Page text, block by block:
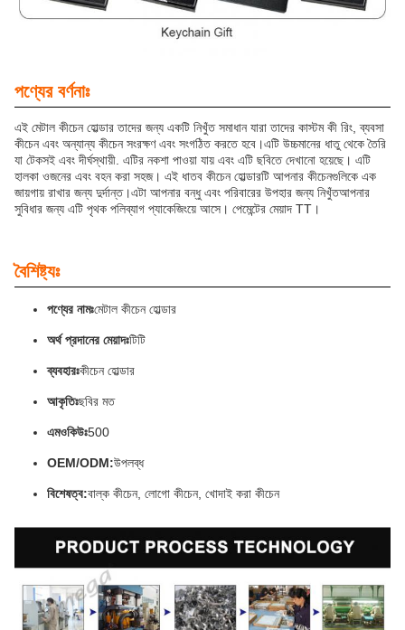
পণ্যের বর্ণনাঃ
এই মেটাল কীচেন হোল্ডার তাদের জন্য একটি নিখুঁত সমাধান যারা তাদের কাস্টম কী রিং, ব্যবসা
কীচেন এবং অন্যান্য কীচেন সংরক্ষণ এবং সংগঠিত করতে হবে।এটি উচ্চমানের ধাতু থেকে তৈরি
যা টেকসই এবং দীর্ঘস্থায়ী. এটির নকশা পাওয়া যায় এবং এটি ছবিতে দেখানো হয়েছে। এটি
হালকা ওজনের এবং বহন করা সহজ। এই ধাতব কীচেন হোল্ডারটি আপনার কীচেনগুলিকে এক
জায়গায় রাখার জন্য দুর্দান্ত।এটা আপনার বন্ধু এবং পরিবারের উপহার জন্য নিখুঁতআপনার
সুবিধার জন্য এটি পৃথক পলিব্যাগ প্যাকেজিংয়ে আসে। পেমেন্টের মেয়াদ TT।
বৈশিষ্ট্যঃ
পণ্যের নামঃমেটাল কীচেন হোল্ডার
অর্থ প্রদানের মেয়াদঃটিটি
ব্যবহারঃকীচেন হোল্ডার
আকৃতিঃছবির মত
এমওকিউঃ500
OEM/ODM:উপলব্ধ
বিশেষত্ব:বাল্ক কীচেন, লোগো কীচেন, খোদাই করা কীচেন